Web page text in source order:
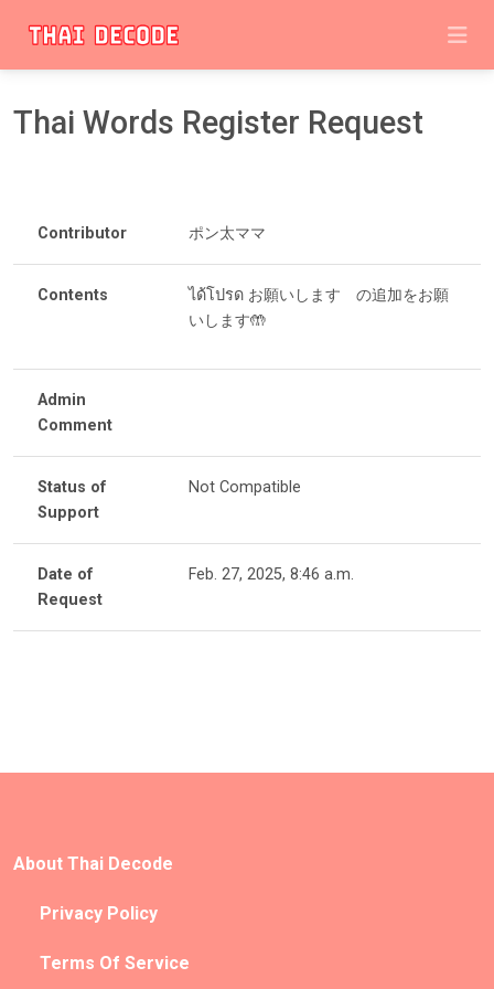
Thai Words Register Request
Contributor ポン太ママ
Contents
ได้โปรด お願いします の追加をお願
いします🤲
Admin
Comment
Status of
Support
Not Compatible
Date of
Request
Feb. 27, 2025, 8:46 a.m.
About Thai Decode
Privacy Policy
Terms Of Service